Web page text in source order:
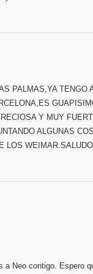
PALMAS,YA TENGO
Y MUY
ALGUNAS
LOS
a Neo contigo. Espero